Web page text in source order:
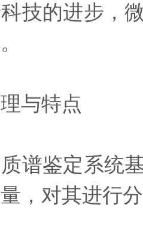
技的进步，
与特点
鉴定系统基
，对其进行